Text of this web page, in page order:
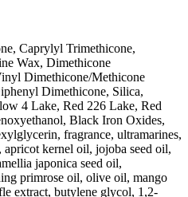
Caprylyl Trimethicone,
Wax, Dimethicone
Dimethicone/Methicone
Dimethicone, Silica,
4 Lake, Red 226 Lake, Red
Black Iron Oxides,
fragrance, ultramarines,
kernel oil, jojoba seed oil,
japonica seed oil,
primrose oil, olive oil, mango
extract, butylene glycol, 1,2-